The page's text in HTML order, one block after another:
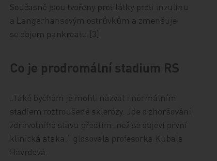
Současně jsou tvořeny protilátky proti inzulinu
a Langerhansovým ostrůvkům a zmenšuje
se objem pankreatu [3].
Co je prodromální stadium RS
„Také bychom je mohli nazvat i normálním
stadiem roztroušené sklerózy. Jde o zhoršování
zdravotního stavu předtím, než se objeví první
klinická ataka,“ glosovala profesorka Kubala
Havrdová.